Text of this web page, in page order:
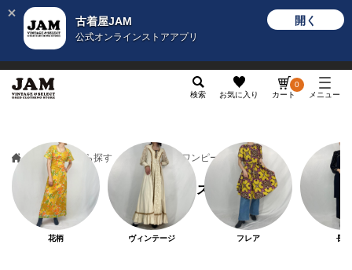
古着屋JAM
公式オンラインストアアプリ
開く
検索 お気に入り カート
0
メニュー
カテゴリから探す トップス ワンピース
ワンピース
花柄 ヴィンテージ フレア 長袖